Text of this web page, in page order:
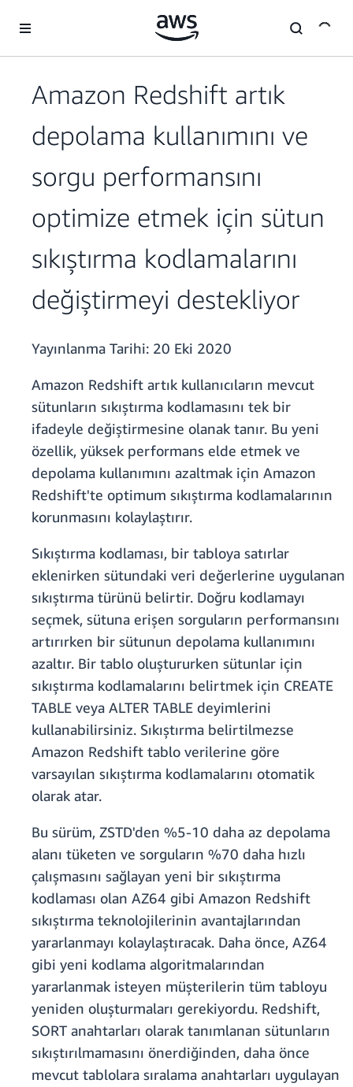
Amazon Redshift artık
depolama kullanımını ve
sorgu performansını
optimize etmek için sütun
sıkıştırma kodlamalarını
değiştirmeyi destekliyor
Yayınlanma Tarihi: 20 Eki 2020
Amazon Redshift artık kullanıcıların mevcut
sütunların sıkıştırma kodlamasını tek bir
ifadeyle değiştirmesine olanak tanır. Bu yeni
özellik, yüksek performans elde etmek ve
depolama kullanımını azaltmak için Amazon
Redshift'te optimum sıkıştırma kodlamalarının
korunmasını kolaylaştırır.
Sıkıştırma kodlaması, bir tabloya satırlar
eklenirken sütundaki veri değerlerine uygulanan
sıkıştırma türünü belirtir. Doğru kodlamayı
seçmek, sütuna erişen sorguların performansını
artırırken bir sütunun depolama kullanımını
azaltır. Bir tablo oluştururken sütunlar için
sıkıştırma kodlamalarını belirtmek için CREATE
TABLE veya ALTER TABLE deyimlerini
kullanabilirsiniz. Sıkıştırma belirtilmezse
Amazon Redshift tablo verilerine göre
varsayılan sıkıştırma kodlamalarını otomatik
olarak atar.
Bu sürüm, ZSTD'den %5-10 daha az depolama
alanı tüketen ve sorguların %70 daha hızlı
çalışmasını sağlayan yeni bir sıkıştırma
kodlaması olan AZ64 gibi Amazon Redshift
sıkıştırma teknolojilerinin avantajlarından
yararlanmayı kolaylaştıracak. Daha önce, AZ64
gibi yeni kodlama algoritmalarından
yararlanmak isteyen müşterilerin tüm tabloyu
yeniden oluşturmaları gerekiyordu. Redshift,
SORT anahtarları olarak tanımlanan sütunların
sıkıştırılmamasını önerdiğinden, daha önce
mevcut tablolara sıralama anahtarları uygulayan